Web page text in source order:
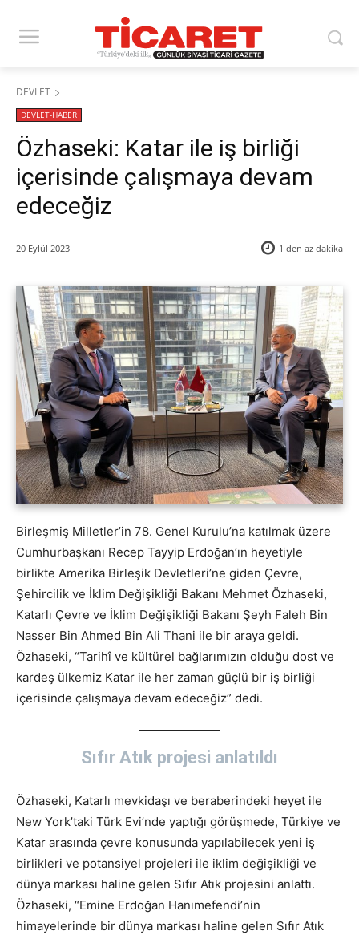
DEVLET
DEVLET-HABER
Özhaseki: Katar ile iş birliği
içerisinde çalışmaya devam
edeceğiz
20 Eylül 2023 1 den az dakika
Birleşmiş Milletler’in 78. Genel Kurulu’na katılmak üzere
Cumhurbaşkanı Recep Tayyip Erdoğan’ın heyetiyle
birlikte Amerika Birleşik Devletleri’ne giden Çevre,
Şehircilik ve İklim Değişikliği Bakanı Mehmet Özhaseki,
Katarlı Çevre ve İklim Değişikliği Bakanı Şeyh Faleh Bin
Nasser Bin Ahmed Bin Ali Thani ile bir araya geldi.
Özhaseki, “Tarihî ve kültürel bağlarımızın olduğu dost ve
kardeş ülkemiz Katar ile her zaman güçlü bir iş birliği
içerisinde çalışmaya devam edeceğiz” dedi.
Sıfır Atık projesi anlatıldı
Özhaseki, Katarlı mevkidaşı ve beraberindeki heyet ile
New York’taki Türk Evi’nde yaptığı görüşmede, Türkiye ve
Katar arasında çevre konusunda yapılabilecek yeni iş
birlikleri ve potansiyel projeleri ile iklim değişikliği ve
dünya markası haline gelen Sıfır Atık projesini anlattı.
Özhaseki, “Emine Erdoğan Hanımefendi’nin
himayelerinde bir dünya markası haline gelen Sıfır Atık